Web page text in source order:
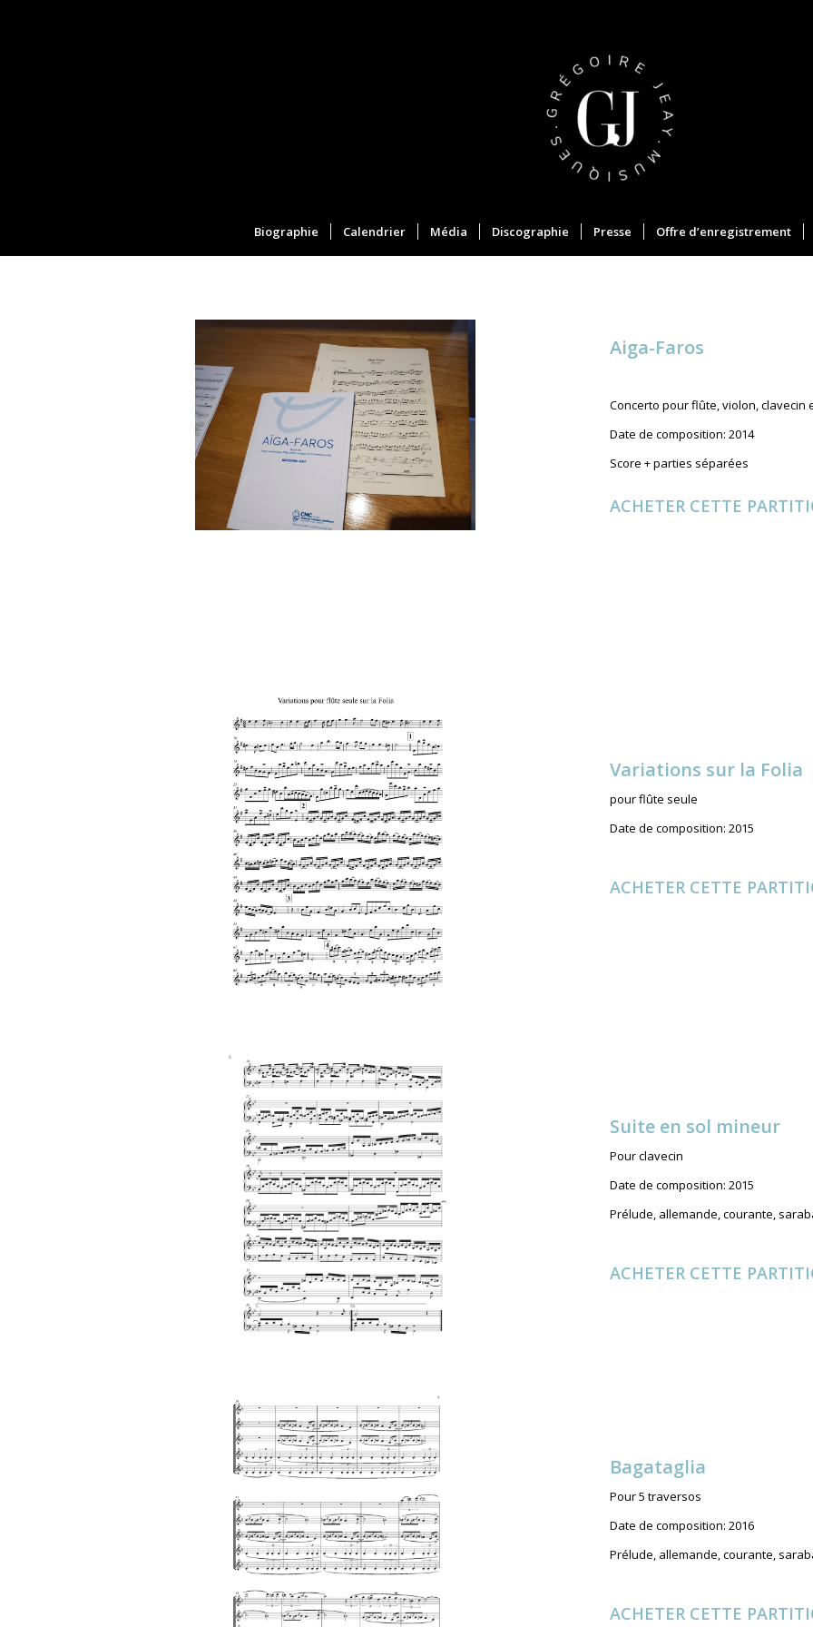
Biographie Calendrier Média Discographie Presse Offre d’enregistrement
Aiga-Faros
Concerto pour flûte, violon, clavecin
Date de composition: 2014
Score + parties séparées
ACHETER CETTE
Variations sur la Folia
pour flûte seule
Date de composition: 2015
ACHETER CETTE
Suite en sol mineur
Pour clavecin
Date de composition: 2015
Prélude, allemande, courante,
ACHETER CETTE
Bagataglia
Pour 5 traversos
Date de composition: 2016
Prélude, allemande, courante,
ACHETER CETTE